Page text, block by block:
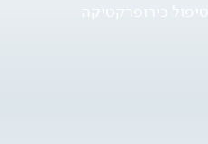
טיפול כירופרקטיקה